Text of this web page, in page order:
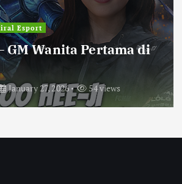
Esport
GM Wanita Pertama di
January 27, 2026 54 views